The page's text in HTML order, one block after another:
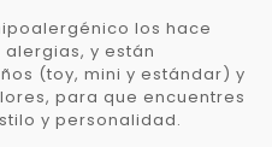
los hace
y están
(toy, mini y estándar) y
para que encuentres
y personalidad.